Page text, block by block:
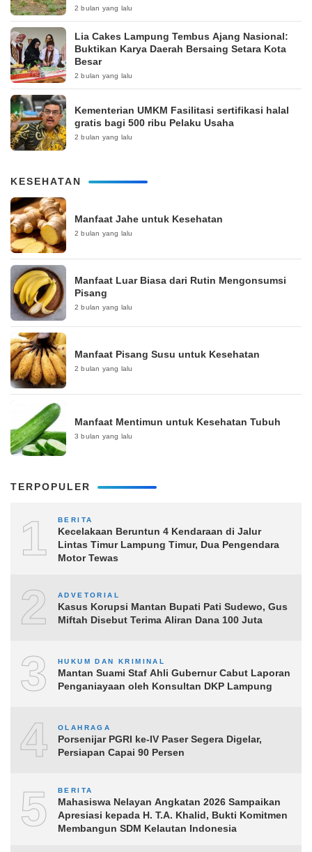
2 bulan yang lalu
Lia Cakes Lampung Tembus Ajang Nasional:
Buktikan Karya Daerah Bersaing Setara Kota
Besar
2 bulan yang lalu
Kementerian UMKM Fasilitasi sertifikasi halal
gratis bagi 500 ribu Pelaku Usaha
2 bulan yang lalu
KESEHATAN
Manfaat Jahe untuk Kesehatan
2 bulan yang lalu
Manfaat Luar Biasa dari Rutin Mengonsumsi
Pisang
2 bulan yang lalu
Manfaat Pisang Susu untuk Kesehatan
2 bulan yang lalu
Manfaat Mentimun untuk Kesehatan Tubuh
3 bulan yang lalu
TERPOPULER
1 BERITA
Kecelakaan Beruntun 4 Kendaraan di Jalur
Lintas Timur Lampung Timur, Dua Pengendara
Motor Tewas
2 ADVETORIAL
Kasus Korupsi Mantan Bupati Pati Sudewo, Gus
Miftah Disebut Terima Aliran Dana 100 Juta
3 HUKUM DAN KRIMINAL
Mantan Suami Staf Ahli Gubernur Cabut Laporan
Penganiayaan oleh Konsultan DKP Lampung
4 OLAHRAGA
Porsenijar PGRI ke-IV Paser Segera Digelar,
Persiapan Capai 90 Persen
5 BERITA
Mahasiswa Nelayan Angkatan 2026 Sampaikan
Apresiasi kepada H. T.A. Khalid, Bukti Komitmen
Membangun SDM Kelautan Indonesia